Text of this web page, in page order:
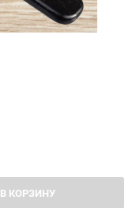
В КОРЗИНУ